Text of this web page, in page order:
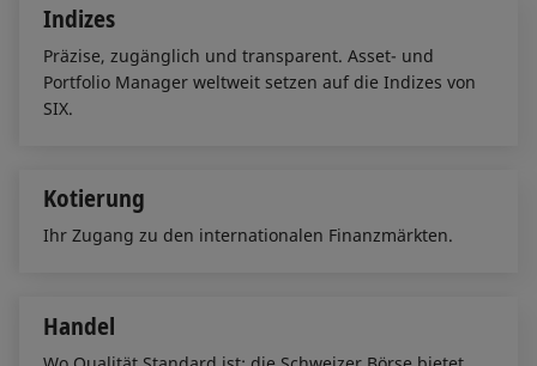
Indizes
Präzise, zugänglich und transparent. Asset- und
Portfolio Manager weltweit setzen auf die Indizes von
SIX.
Kotierung
Ihr Zugang zu den internationalen Finanzmärkten.
Handel